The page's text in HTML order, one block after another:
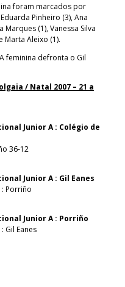
foram marcados por
Pinheiro (3), Ana
Marques (1), Vanessa Silva
Marta Aleixo (1).
feminina defronta o Gil
/ Natal 2007 – 21 a
Junior A : Colégio de
36-12
Junior A : Gil Eanes
: Porriño
Junior A : Porriño
Gil Eanes